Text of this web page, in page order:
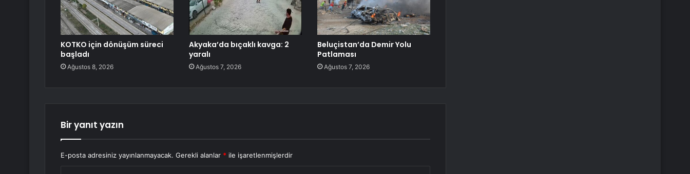
KOTKO için dönüşüm süreci
başladı
Ağustos 8, 2026
Akyaka’da bıçaklı kavga: 2
yaralı
Ağustos 7, 2026
Beluçistan’da Demir Yolu
Patlaması
Ağustos 7, 2026
Bir yanıt yazın
E-posta adresiniz yayınlanmayacak. Gerekli alanlar * ile işaretlenmişlerdir